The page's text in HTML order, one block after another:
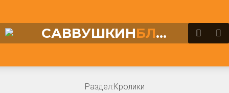
САВВУШКИНБЛОГ
Раздел:Кролики